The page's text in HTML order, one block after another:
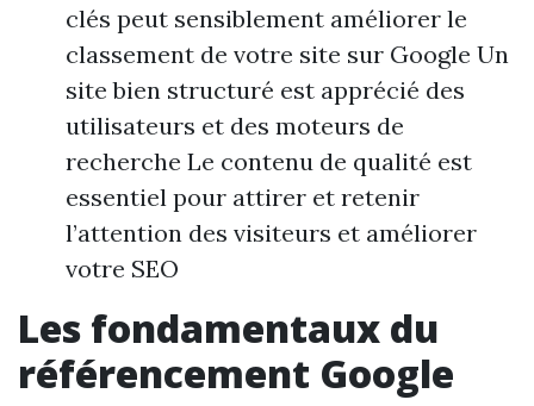
clés peut sensiblement améliorer le
classement de votre site sur Google Un
site bien structuré est apprécié des
utilisateurs et des moteurs de
recherche Le contenu de qualité est
essentiel pour attirer et retenir
l’attention des visiteurs et améliorer
votre SEO
Les fondamentaux du
référencement Google